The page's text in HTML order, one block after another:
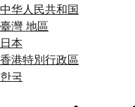
中华人民共和国
臺灣 地區
日本
香港特別行政區
한국